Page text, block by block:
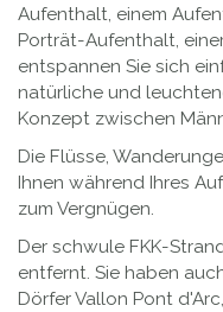
Aufenthalt, einem
Porträt-Aufenthalt,
entspannen Sie sich
natürliche und
Konzept zwischen
Die Flüsse,
Ihnen während Ihres
zum Vergnügen.
Der schwule FKK-
entfernt. Sie haben
Dörfer Vallon Pont